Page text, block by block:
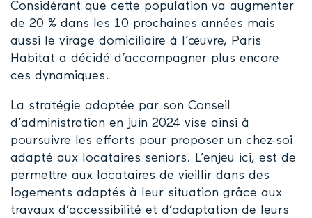
Considérant que cette population va augmenter
de 20 % dans les 10 prochaines années mais
aussi le virage domiciliaire à l’œuvre, Paris
Habitat a décidé d’accompagner plus encore
ces dynamiques.
La stratégie adoptée par son Conseil
d’administration en juin 2024 vise ainsi à
poursuivre les efforts pour proposer un chez-soi
adapté aux locataires seniors. L’enjeu ici, est de
permettre aux locataires de vieillir dans des
logements adaptés à leur situation grâce aux
travaux d’accessibilité et d’adaptation de leurs